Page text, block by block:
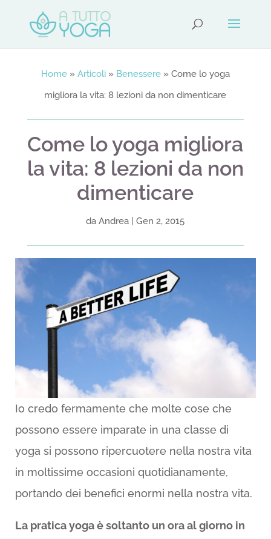
Home» Articoli» Benessere» Come lo yoga
migliora la vita: 8 lezioni da non dimenticare
Come lo yoga migliora
la vita: 8 lezioni da non
dimenticare
daAndrea |Gen 2, 2015
Io credo fermamente che molte cose che
possono essere imparate in una classe di
yoga si possono ripercuotere nella nostra vita
in moltissime occasioni quotidianamente,
portando dei benefici enormi nella nostra vita.
La pratica yoga è soltanto un ora al giorno in